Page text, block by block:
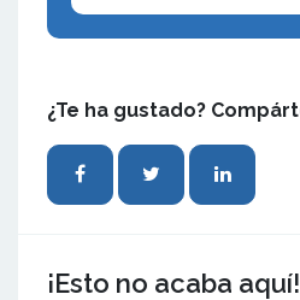
¿Te ha gustado?
¡Esto no acaba aquí!